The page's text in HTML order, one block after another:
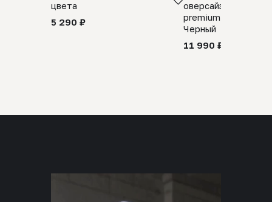
цвета
5 290 ₽
оверсайз 100%
premium merino
Черный
11 990 ₽